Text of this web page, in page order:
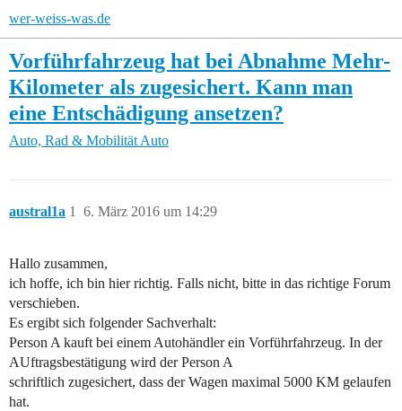
wer-weiss-was.de
Vorführfahrzeug hat bei Abnahme Mehr-
Kilometer als zugesichert. Kann man
eine Entschädigung ansetzen?
Auto, Rad & Mobilität Auto
austral1a 6. März 2016 um 14:29
1
Hallo zusammen,
ich hoffe, ich bin hier richtig. Falls nicht, bitte in das richtige Forum
verschieben.
Es ergibt sich folgender Sachverhalt:
Person A kauft bei einem Autohändler ein Vorführfahrzeug. In der
AUftragsbestätigung wird der Person A
schriftlich zugesichert, dass der Wagen maximal 5000 KM gelaufen
hat.